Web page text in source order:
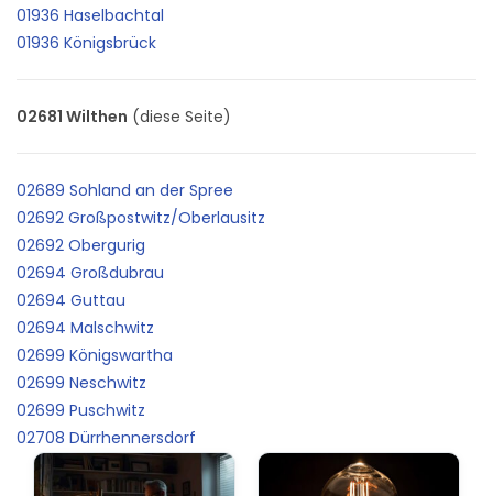
01936 Haselbachtal
01936 Königsbrück
02681 Wilthen (diese Seite)
02689 Sohland an der Spree
02692 Großpostwitz/Oberlausitz
02692 Obergurig
02694 Großdubrau
02694 Guttau
02694 Malschwitz
02699 Königswartha
02699 Neschwitz
02699 Puschwitz
02708 Dürrhennersdorf